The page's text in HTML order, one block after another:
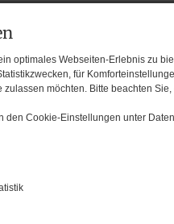
optimales Webseiten-Erlebnis zu
für
möchten. Bitte beachten
den Cookie-Einstellungen unter